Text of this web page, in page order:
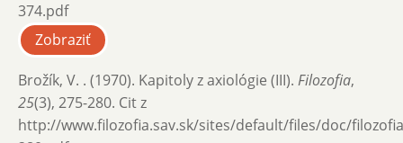
374.pdf
Zobraziť
Brožík, V. . (1970). Kapitoly z axiológie (III). Filozofia,
25(3), 275-280. Cit z
http://www.filozofia.sav.sk/sites/default/files/doc/